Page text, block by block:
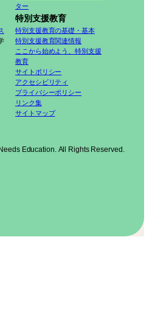
ター
特別支援教育
特別支援教育の基礎・基本
特別支援教育関連情報
ここから始めよう、特別支援
教育
サイトポリシー
アクセシビリティ
プライバシーポリシー
リンク集
サイトマップ
Education. All Rights Reserved.